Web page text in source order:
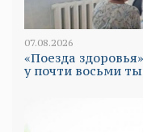
07.08.2026
«Поезда
у почти восьми